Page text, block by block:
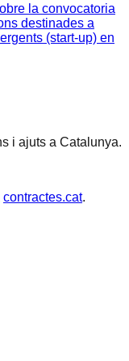
la convocatoria
destinades a
(start-up) en
i ajuts a Catalunya.
contractes.cat.